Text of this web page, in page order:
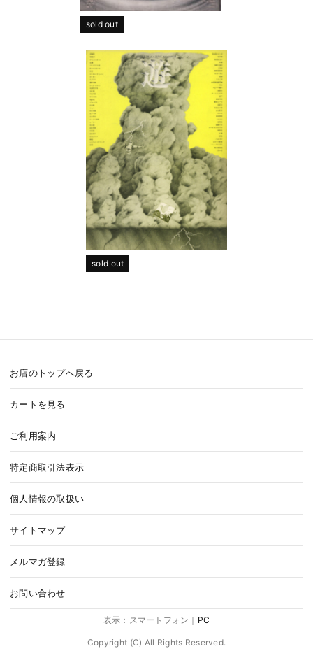
sold out
sold out
お店のトップへ戻る
カートを見る
ご利用案内
特定商取引法表示
個人情報の取扱い
サイトマップ
メルマガ登録
お問い合わせ
表示：スマートフォン｜ PC
Copyright (C) All Rights Reserved.